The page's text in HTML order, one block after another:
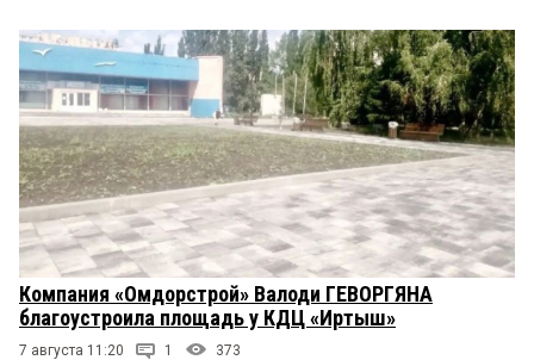
Компания «Омдорстрой» Валоди ГЕВОРГЯНА
благоустроила площадь у КДЦ «Иртыш»
7 августа 11:20 1 373